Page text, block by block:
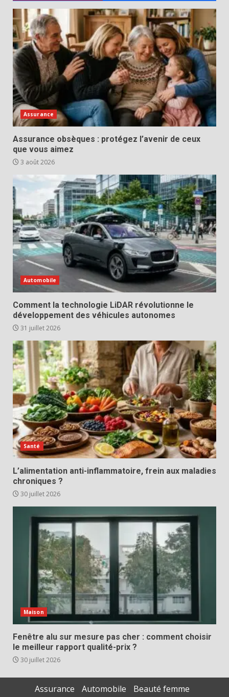
Assurance
Assurance obsèques : protégez l’avenir de ceux
que vous aimez
3 août 2026
Automobile
Comment la technologie LiDAR révolutionne le
développement des véhicules autonomes
31 juillet 2026
Santé
L’alimentation anti-inflammatoire, frein aux maladies
chroniques ?
30 juillet 2026
Maison
Fenêtre alu sur mesure pas cher : comment choisir
le meilleur rapport qualité-prix ?
30 juillet 2026
Assurance Automobile
Beauté femme